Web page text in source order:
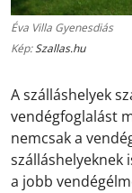
Éva Villa Gyenesdiás
Kép:Szallas.hu
A szálláshelyek
vendégfoglalást
nemcsak a
szálláshelyeknek
a jobb